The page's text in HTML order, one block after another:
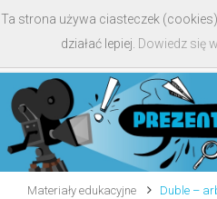
Materiały edukacyjne Duble –
Ta strona używa ciasteczek
działać lepiej. Dowiedz się